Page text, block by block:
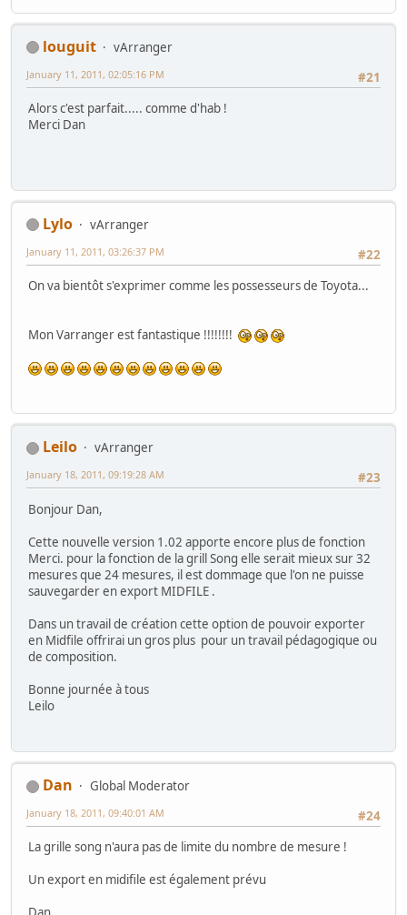
louguit
vArranger
#21
January 11, 2011, 02:05:16 PM
Alors c'est parfait..... comme d'hab !
Merci Dan
Lylo
vArranger
#22
January 11, 2011, 03:26:37 PM
On va bientôt s'exprimer comme les possesseurs de Toyota...
Mon Varranger est fantastique !!!!!!!!
Leilo
vArranger
#23
January 18, 2011, 09:19:28 AM
Bonjour Dan,
Cette nouvelle version 1.02 apporte encore plus de fonction
Merci. pour la fonction de la grill Song elle serait mieux sur 32
mesures que 24 mesures, il est dommage que l'on ne puisse
sauvegarder en export MIDFILE .
Dans un travail de création cette option de pouvoir exporter
en Midfile offrirai un gros plus pour un travail pédagogique ou
de composition.
Bonne journée à tous
Leilo
Dan
Global Moderator
#24
January 18, 2011, 09:40:01 AM
La grille song n'aura pas de limite du nombre de mesure !
Un export en midifile est également prévu